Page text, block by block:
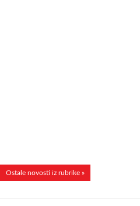
Ostale novosti iz rubrike »